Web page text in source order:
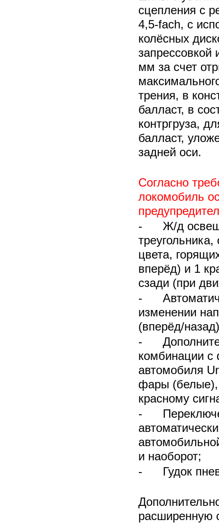
сцепления с
4,5-fach, с
колёсных
мм за счет
трения, в
балласт, в
контргруза,
балласт,
задней оси.
Согласно
локомобиль
- Ж/д
цвета,
вперёд) и 1
сзади (при
-
изменении
(вперёд/
-
комбинации с
автомобиля
фары (белые),
красному
-
и наоборот;
- Гудок
расширенную